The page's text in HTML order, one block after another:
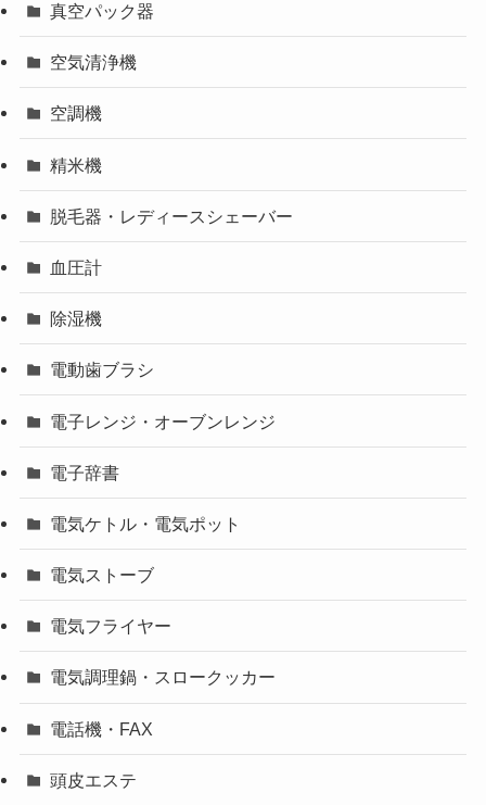
真空パック器
空気清浄機
空調機
精米機
脱毛器・レディースシェーバー
血圧計
除湿機
電動歯ブラシ
電子レンジ・オーブンレンジ
電子辞書
電気ケトル・電気ポット
電気ストーブ
電気フライヤー
電気調理鍋・スロークッカー
電話機・FAX
頭皮エステ